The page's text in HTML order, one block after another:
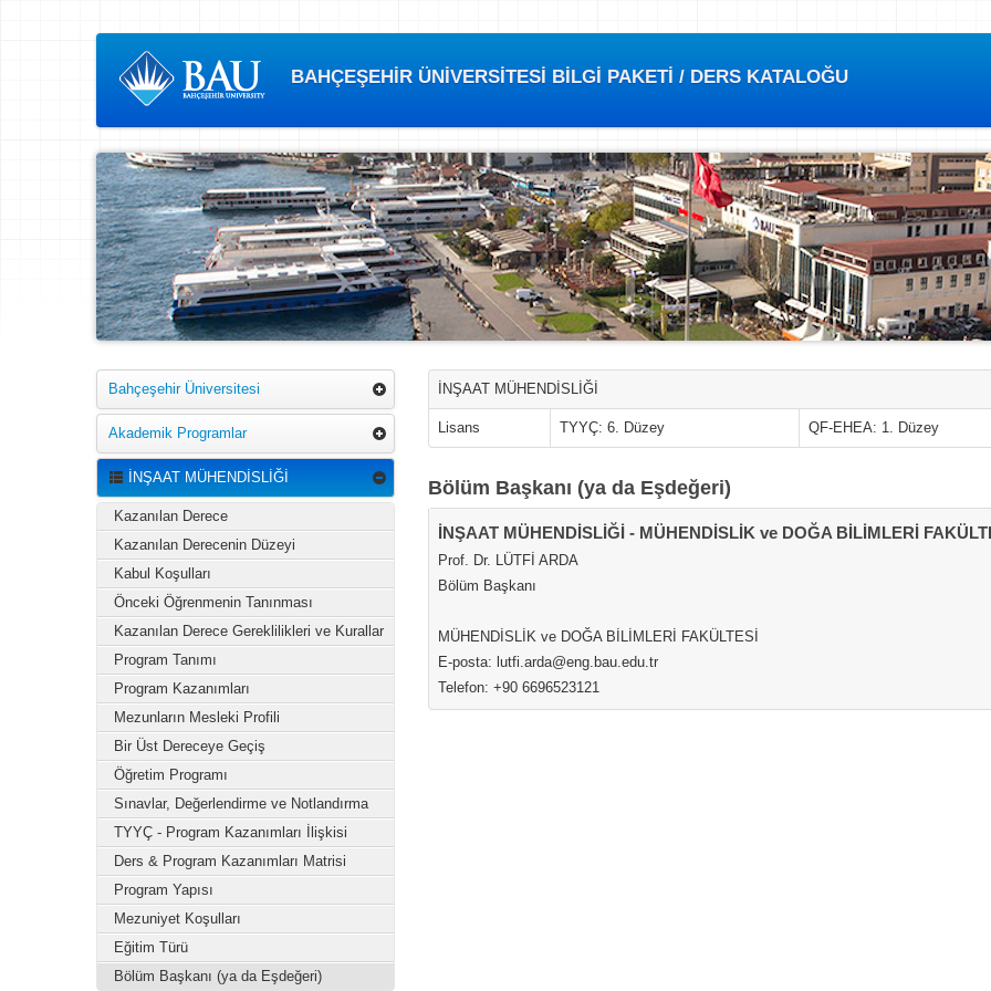
BAHÇEŞEHİR ÜNİVERSİTESİ BİLGİ PAKETİ / DERS KATALOĞU
Bahçeşehir Üniversitesi
Akademik Programlar
İNŞAAT MÜHENDİSLİĞİ
Kazanılan Derece
Kazanılan Derecenin Düzeyi
Kabul Koşulları
Önceki Öğrenmenin Tanınması
Kazanılan Derece Gereklilikleri ve Kurallar
Program Tanımı
Program Kazanımları
Mezunların Mesleki Profili
Bir Üst Dereceye Geçiş
Öğretim Programı
Sınavlar, Değerlendirme ve Notlandırma
TYYÇ - Program Kazanımları İlişkisi
Ders & Program Kazanımları Matrisi
Program Yapısı
Mezuniyet Koşulları
Eğitim Türü
Bölüm Başkanı (ya da Eşdeğeri)
İNŞAAT MÜHENDİSLİĞİ
Lisans TYYÇ: 6. Düzey QF-EHEA: 1. Düzey
Bölüm Başkanı (ya da Eşdeğeri)
İNŞAAT MÜHENDİSLİĞİ - MÜHENDİSLİK ve DOĞA BİLİMLERİ
Prof. Dr. LÜTFİ ARDA
Bölüm Başkanı
MÜHENDİSLİK ve DOĞA BİLİMLERİ FAKÜLTESİ
E-posta: lutfi.arda@eng.bau.edu.tr
Telefon: +90 6696523121